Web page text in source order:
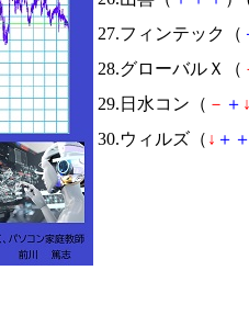
27.フィンテック（
28.グローバルＸ（
29.日水コン（ － ＋ ↓
30.ウィルズ（ ↓ ＋ ＋